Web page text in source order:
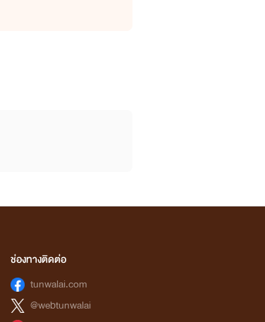
ช่องทางติดต่อ
tunwalai.com
@webtunwalai